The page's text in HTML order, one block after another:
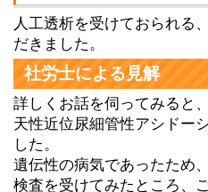
人工透析を受けておられる
だきました。
社労士による見解
詳しくお話を伺ってみると
天性近位尿細管性アシドー
した。
遺伝性の病気であったため
検査を受けてみたところ、